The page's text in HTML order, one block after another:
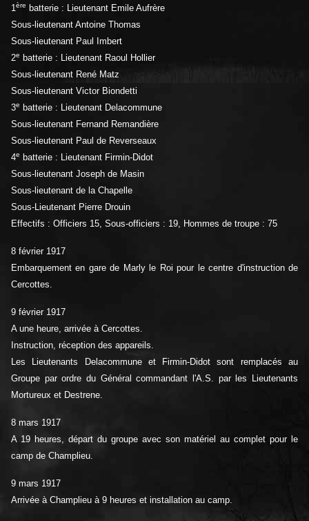
1ère
batterie : Lieutenant Emile Aufrère
Sous-lieutenant Antoine Thomas
Sous-lieutenant Paul Imbert
2e
batterie : Lieutenant Raoul Hollier
Sous-lieutenant René Matz
Sous-lieutenant Victor Biondetti
3e
batterie : Lieutenant Delacommune
Sous-lieutenant Fernand Remandière
Sous-lieutenant Paul de Reverseaux
4e
batterie : Lieutenant Firmin-Didot
Sous-lieutenant Joseph de Masin
Sous-lieutenant de la Chapelle
Sous-Lieutenant Pierre Drouin
Effectifs : Officiers 15, Sous-officiers : 19, Hommes de troupe : 75
8 février 1917
Embarquement en gare de Marly le Roi pour le centre d'instruction de
Cercottes.
9 février 1917
A une heure, arrivée à Cercottes.
Instruction, réception des appareils.
Les Lieutenants Delacommune et Firmin-Didot sont remplacés au
Groupe par ordre du Général commandant l'A.S. par les Lieutenants
Mortureux et Destrene.
8 mars 1917
A 19 heures, départ du groupe avec son matériel au complet pour le
camp de Champlieu.
9 mars 1917
Arrivée à Champlieu à 9 heures et installation au camp.